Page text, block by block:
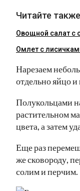
Читайте
Овощной салат с
Омлет с
Нарезаем
отдельно яйцо
Полукольцами
растительном
цвета, а затем
Еще раз
же сковороду,
солим и перчим.